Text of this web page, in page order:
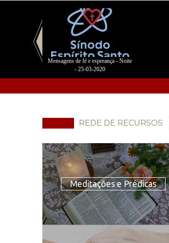
Mensagens de fé e esperança - Noite
- 25-03-2020
REDE DE RECURSOS
Meditações e Prédicas